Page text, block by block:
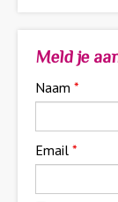
Meld je
Naam *
Email *